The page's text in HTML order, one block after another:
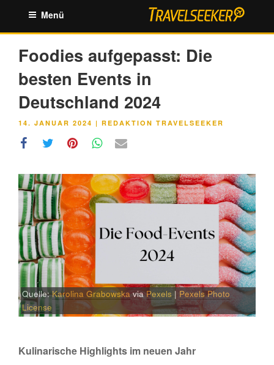
springen
Menü
Foodies aufgepasst: Die
besten Events in
Deutschland 2024
VERÖFFENTLICHT
14. JANUAR 2024 | REDAKTION TRAVELSEEKER
Quelle:Karolina GrabowskaviaPexels | Pexels Photo
License
Kulinarische Highlights im neuen Jahr